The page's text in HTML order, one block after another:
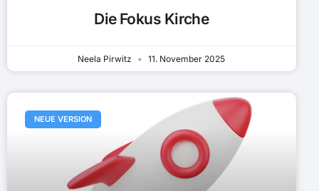
Die Fokus Kirche
Neela Pirwitz 11. November 2025
NEUE VERSION